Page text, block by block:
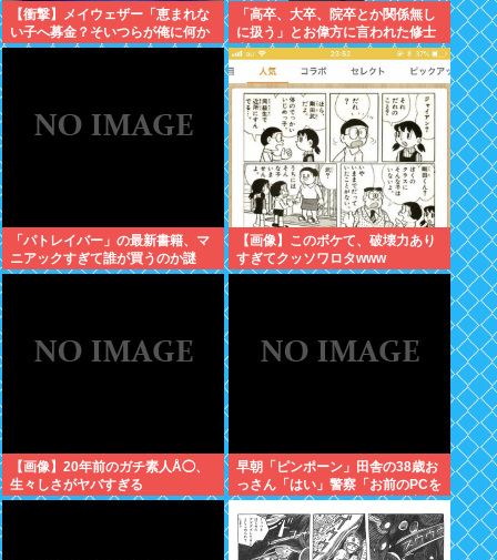
【衝撃】メイウェザー「恵まれな
い子へ募金？そいつらが俺に何か
してくれたのか・・・・・・？」
「高卒、大卒、院卒とか関係無し
に扱う」とお偉方に言われた修士
卒の女の子が...
「パトレイバー」の最新書籍、マ
ニアックすぎて誰が買うのか謎
【画像】このボケて、破壊力あり
すぎてクッソワロタwww
【画像】20年前のガチ素人Å◯、
生々しさがヤバすぎる
早朝「ピンポーン」田舎の38歳お
っさん「はい」警察「お前のPCを
調べる」全米行方不明・被児童搾
取センターからの通報により児
ホ゜画像を発見、逮捕